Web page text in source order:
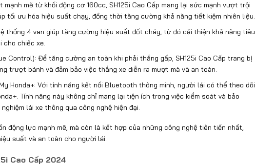
mạnh mẽ từ khối động cơ 160cc, SH125i Cao Cấp mang lại sức mạnh vượt trội
tối ưu hóa hiệu suất chạy, đồng thời tăng cường khả năng tiết kiệm nhiên liệu.
thống 4 van giúp tăng cường hiệu suất đốt cháy, từ đó cải thiện khả năng tiêu
cho chiếc xe.
Control): Để tăng cường an toàn khi phải thắng gấp, SH125i Cao Cấp trang bị
trượt bánh và đảm bảo việc thắng xe diễn ra mượt mà và an toàn.
Honda+: Với tính năng kết nối Bluetooth thông minh, người lái có thể theo dõi
Tính năng này không chỉ mang lại tiện ích trong việc kiểm soát và bảo
lái xe thông qua công nghệ hiện đại.
động lực mạnh mẽ, mà còn là kết hợp của những công nghệ tiên tiến nhất,
suất và an toàn cho người lái.
Cao Cấp 2024